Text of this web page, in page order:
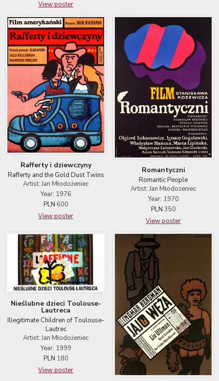
View poster
Rafferty i dziewczyny
Rafferty and the Gold Dust Twins
Artist: Jan Młodożeniec
Year: 1976
PLN 600
View poster
Romantyczni
Romantic People
Artist: Jan Młodożeniec
Year: 1970
PLN 350
View poster
Nieślubne dzieci Toulouse-
Lautreca
Illegitimate Children of Toulouse-
Lautrec
Artist: Jan Młodożeniec
Year: 1999
PLN 180
View poster